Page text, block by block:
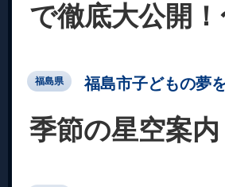
で徹底大公開！
福島県 福島市子どもの夢
季節の星空案内